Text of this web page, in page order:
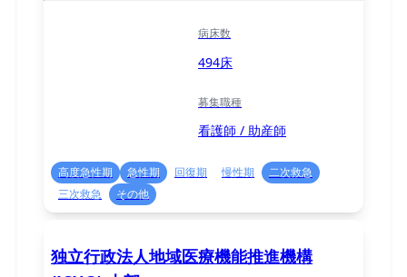
病床数
494床
募集職種
看護師 / 助産師
高度急性期 急性期 回復期 慢性期
二次救急
三次救急
その他
独立行政法人地域医療機能推進機構